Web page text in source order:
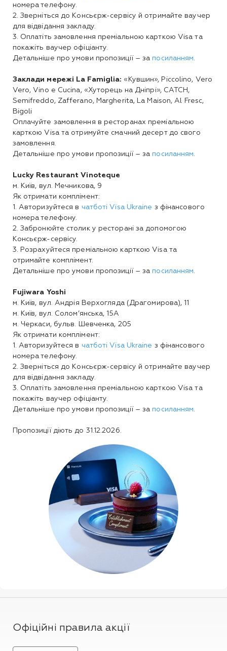
номера телефону.
2. Зверніться до Консьєрж-сервісу й отримайте ваучер
для відвідання закладу.
3. Оплатіть замовлення преміальною карткою Visa та
покажіть ваучер офіціанту.
Детальніше про умови пропозиції – за посиланням.
Заклади мережі La Famiglia: «Кувшин», Piccolino, Vero
Vero, Vino e Cucina, «Хуторець на Дніпрі», CATCH,
Semifreddo, Zafferano, Margherita, La Maison, Al Fresc,
Bigoli
Оплачуйте замовлення в ресторанах преміальною
карткою Visa та отримуйте смачний десерт до свого
замовлення.
Детальніше про умови пропозиції – за посиланням.
Lucky Restaurant Vinoteque
м. Київ, вул. Мечникова, 9
Як отримати комплімент:
1. Авторизуйтеся в чатботі Visa Ukraine з фінансового
номера телефону.
2. Забронюйте столик у ресторані за допомогою
Консьєрж-сервісу.
3. Розрахуйтеся преміальною карткою Visa та
отримайте комплімент.
Детальніше про умови пропозиції – за посиланням.
Fujiwara Yoshi
м. Київ, вул. Андрія Верхогляда (Драгомирова), 11
м. Київ, вул. Солом’янська, 15А
м. Черкаси, бульв. Шевченка, 205
Як отримати комплімент:
1. Авторизуйтеся в чатботі Visa Ukraine з фінансового
номера телефону.
2. Зверніться до Консьєрж-сервісу й отримайте ваучер
для відвідання закладу.
3. Оплатіть замовлення преміальною карткою Visa та
покажіть ваучер офіціанту.
Детальніше про умови пропозиції – за посиланням.
Пропозиції діють до 31.12.2026.
Офіційні правила акції